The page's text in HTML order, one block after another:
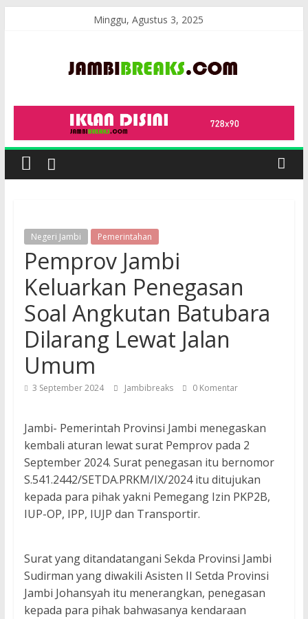
Minggu, Agustus 3, 2025
JambiBreaks
Negeri Jambi Pemerintahan
Pemprov Jambi
Keluarkan Penegasan
Soal Angkutan Batubara
Dilarang Lewat Jalan
Umum
3 September 2024 Jambibreaks 0 Komentar
Jambi- Pemerintah Provinsi Jambi menegaskan
kembali aturan lewat surat Pemprov pada 2
September 2024. Surat penegasan itu bernomor
S.541.2442/SETDA.PRKM/IX/2024 itu ditujukan
kepada para pihak yakni Pemegang Izin PKP2B,
IUP-OP, IPP, IUJP dan Transportir.
Surat yang ditandatangani Sekda Provinsi Jambi
Sudirman yang diwakili Asisten II Setda Provinsi
Jambi Johansyah itu menerangkan, penegasan
kepada para pihak bahwasanya kendaraan